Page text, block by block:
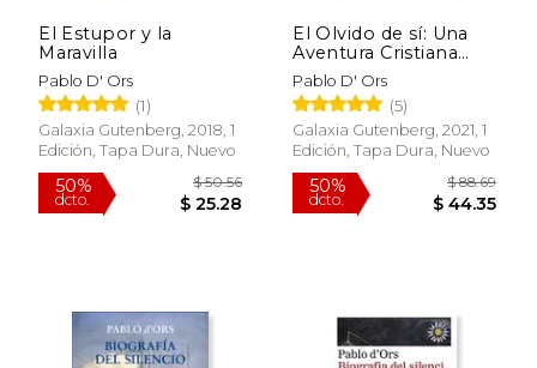
50%
dcto. $ 25.06
50%
dcto. $
El Estupor y la
Maravilla
Pablo D' Ors
(1)
Galaxia Gutenberg, 2018, 1
Edición, Tapa Dura, Nuevo
El Olvido de sí: Una
Aventura Cristiana
(Narrativa)
Pablo D' Ors
(5)
Galaxia Gutenberg, 2021, 1
Edición, Tapa Dura, Nuevo